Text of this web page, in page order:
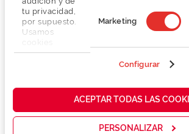
tu privacidad,
por supuesto.
Usamos
propias y de
cómo mejorar
servicios y
Marketing
Configurar
ACEPTAR TODAS LAS
PERSONALIZAR
Detalhes
Lentes
Marca